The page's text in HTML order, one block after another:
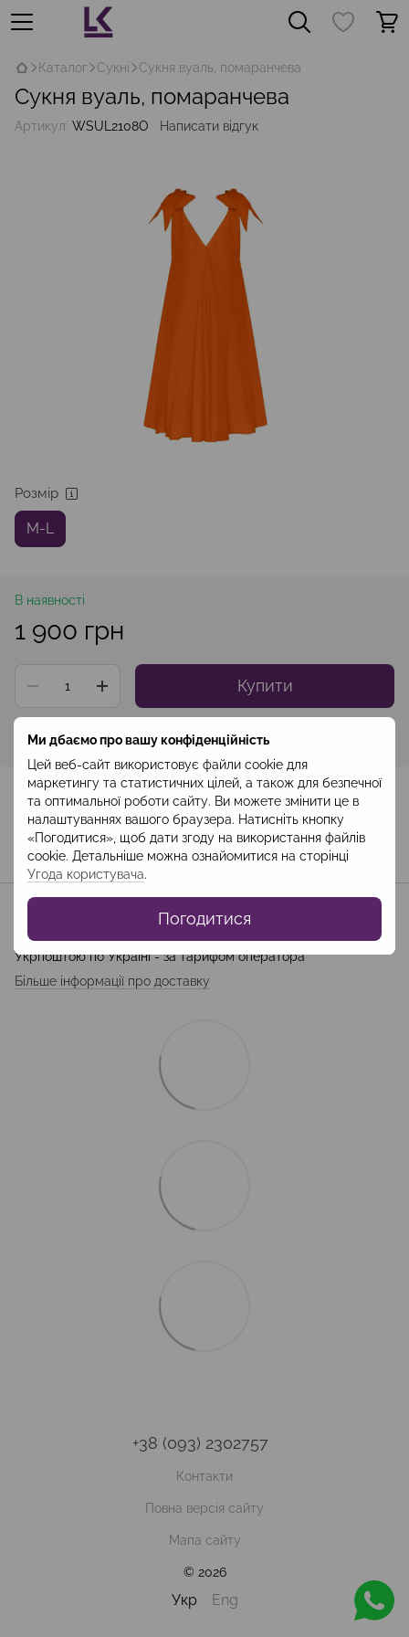
Ми дбаємо про вашу конфіденційність
Цей веб-сайт використовує файли cookie для
маркетингу та статистичних цілей, а також для безпечної
та оптимальної роботи сайту. Ви можете змінити це в
налаштуваннях вашого браузера. Натисніть кнопку
«Погодитися», щоб дати згоду на використання файлів
cookie. Детальніше можна ознайомитися на сторінці
Угода користувача.
Погодитися
Каталог Сукні Сукня вуаль, помаранчева
Сукня вуаль, помаранчева
Артикул: WSUL2108O Написати відгук
Розмір
M-L
В наявності
1 900 грн
Купити
% Увійтидля відображення накопичувальної знижки
До обраного
Доставка Оплата Гарантія
Самовивіз з нашого магазину — безкоштовно
«Новою поштою» по Україні — за тарифом оператора
Укрпоштою по Україні - за тарифом оператора
Більше інформації про доставку
+38 (093) 2302757
Контакти
Повна версія сайту
Мапа сайту
© 2026
Укр Eng